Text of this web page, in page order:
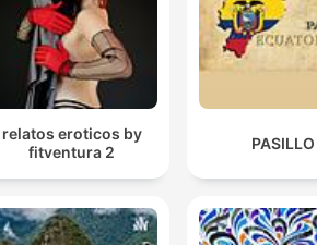
relatos eroticos by
fitventura 2
PASILLO